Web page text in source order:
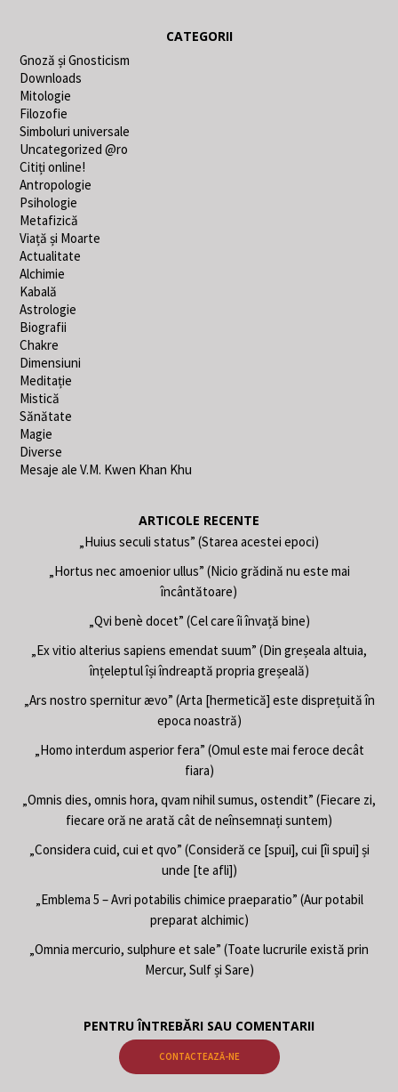
CATEGORII
Gnoză și Gnosticism
Downloads
Mitologie
Filozofie
Simboluri universale
Uncategorized @ro
Citiți online!
Antropologie
Psihologie
Metafizică
Viață și Moarte
Actualitate
Alchimie
Kabală
Astrologie
Biografii
Chakre
Dimensiuni
Meditație
Mistică
Sănătate
Magie
Diverse
Mesaje ale V.M. Kwen Khan Khu
ARTICOLE RECENTE
„Huius seculi status” (Starea acestei epoci)
„Hortus nec amoenior ullus” (Nicio grădină nu este mai
încântătoare)
„Qvi benè docet” (Cel care îi învață bine)
„Ex vitio alterius sapiens emendat suum” (Din greșeala altuia,
înțeleptul își îndreaptă propria greșeală)
„Ars nostro spernitur ævo” (Arta [hermetică] este disprețuită în
epoca noastră)
„Homo interdum asperior fera” (Omul este mai feroce decât
fiara)
„Omnis dies, omnis hora, qvam nihil sumus, ostendit” (Fiecare zi,
fiecare oră ne arată cât de neînsemnați suntem)
„Considera cuid, cui et qvo” (Consideră ce [spui], cui [îi spui] și
unde [te afli])
„Emblema 5 – Avri potabilis chimice praeparatio” (Aur potabil
preparat alchimic)
„Omnia mercurio, sulphure et sale” (Toate lucrurile există prin
Mercur, Sulf și Sare)
PENTRU ÎNTREBĂRI SAU COMENTARII
CONTACTEAZĂ-NE